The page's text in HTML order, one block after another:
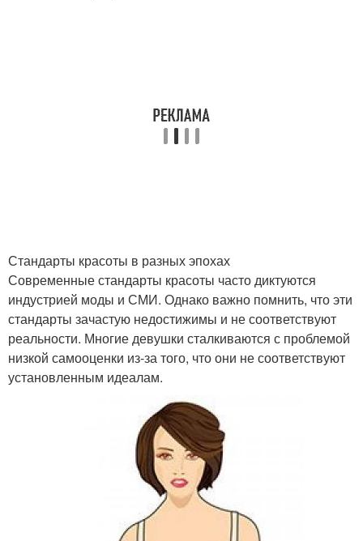
Стандарты красоты в разных эпохах
Современные стандарты красоты часто диктуются
индустрией моды и СМИ. Однако важно помнить, что эти
стандарты зачастую недостижимы и не соответствуют
реальности. Многие девушки сталкиваются с проблемой
низкой самооценки из-за того, что они не соответствуют
установленным идеалам.